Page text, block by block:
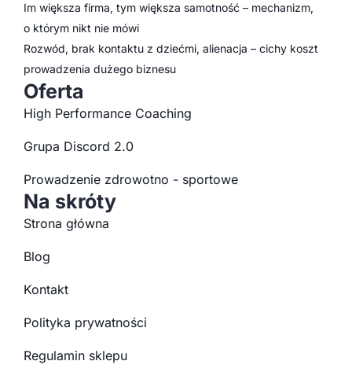
Im większa firma, tym większa samotność – mechanizm,
o którym nikt nie mówi
Rozwód, brak kontaktu z dziećmi, alienacja – cichy koszt
prowadzenia dużego biznesu
Oferta
High Performance Coaching
Grupa Discord 2.0
Prowadzenie zdrowotno - sportowe
Na skróty
Strona główna
Blog
Kontakt
Polityka prywatności
Regulamin sklepu